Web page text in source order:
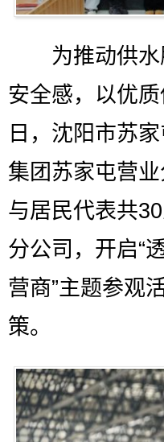
为推动供水
安全感，以优
日，沈阳市苏
集团苏家屯营
与居民代表共
分公司，开启“
营商”主题参观
策。